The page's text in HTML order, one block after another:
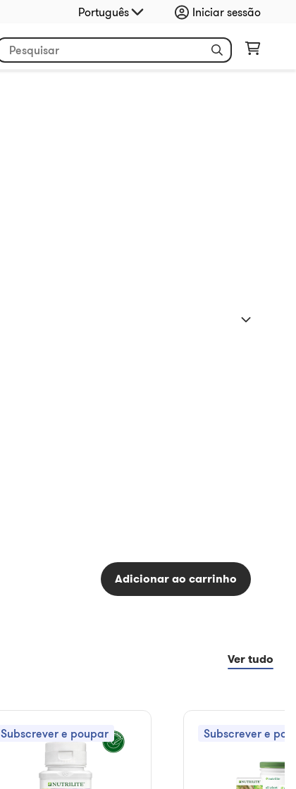
Português Iniciar sessão
Adicionar ao carrinho
Ver tudo
Subscrever e poupar Subscrever e